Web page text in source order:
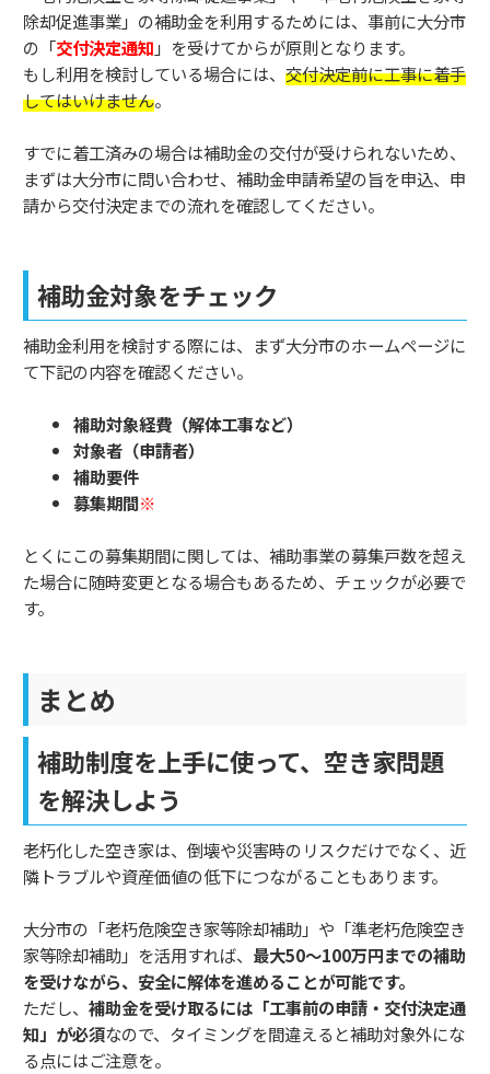
除却促進事業」の補助金を利用するためには、事前に大分市
の「交付決定通知 」を受けてからが原則となります。
もし利用を検討している場合には、 交付決定前に工事に着手
してはいけません。
すでに着工済みの場合は補助金の交付が受けられないため、
まずは大分市に問い合わせ、補助金申請希望の旨を申込、申
請から交付決定までの流れを確認してください。
補助金対象をチェック
補助金利用を検討する際には、まず大分市のホームページに
て下記の内容を確認ください。
補助対象経費（解体工事など）
対象者（申請者）
補助要件
募集期間※
とくにこの募集期間に関しては、補助事業の募集戸数を超え
た場合に随時変更となる場合もあるため、チェックが必要で
す。
まとめ
補助制度を上手に使って、空き家問題
を解決しよう
老朽化した空き家は、倒壊や災害時のリスクだけでなく、近
隣トラブルや資産価値の低下につながることもあります。
大分市の「老朽危険空き家等除却補助」や「準老朽危険空き
家等除却補助」を活用すれば、 最大50～100万円までの補助
を受けながら、安全に解体を進めることが可能です。
ただし、 補助金を受け取るには「工事前の申請・交付決定通
知」が必須なので、タイミングを間違えると補助対象外にな
る点にはご注意を。